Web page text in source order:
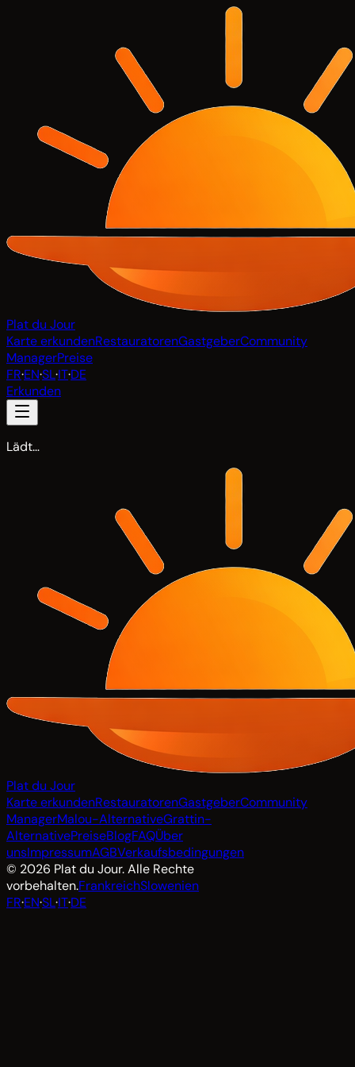
Plat du Jour
Karte erkundenRestauratorenGastgeberCommunity
ManagerPreise
FR·EN·SL·IT·DE
Erkunden
Lädt…
Plat du Jour
Karte erkundenRestauratorenGastgeberCommunity
ManagerMalou-AlternativeGrattin-
AlternativePreiseBlogFAQÜber
unsImpressumAGBVerkaufsbedingungen
© 2026 Plat du Jour. Alle Rechte
vorbehalten.FrankreichSlowenien
FR·EN·SL·IT·DE